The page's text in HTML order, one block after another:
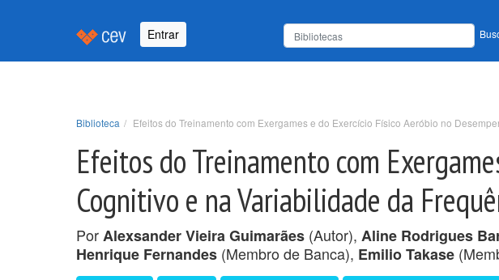
Entrar
Biblioteca Efeitos do Treinamento com Exergames e do Exercício Físico Aeróbio no
Efeitos do Treinamento com
Cognitivo e na Variabilidade da
PorAlexsander Vieira Guimarães (Autor), Aline Rodrigues
Henrique Fernandes (Membro de Banca), Emilio Takase